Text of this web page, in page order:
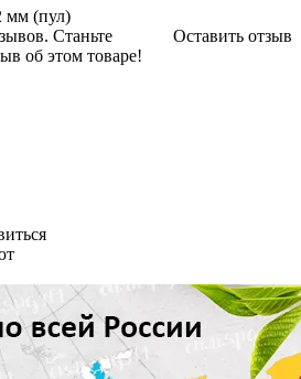
мм (пул)
Оставить отзыв
Станьте
об этом товаре!